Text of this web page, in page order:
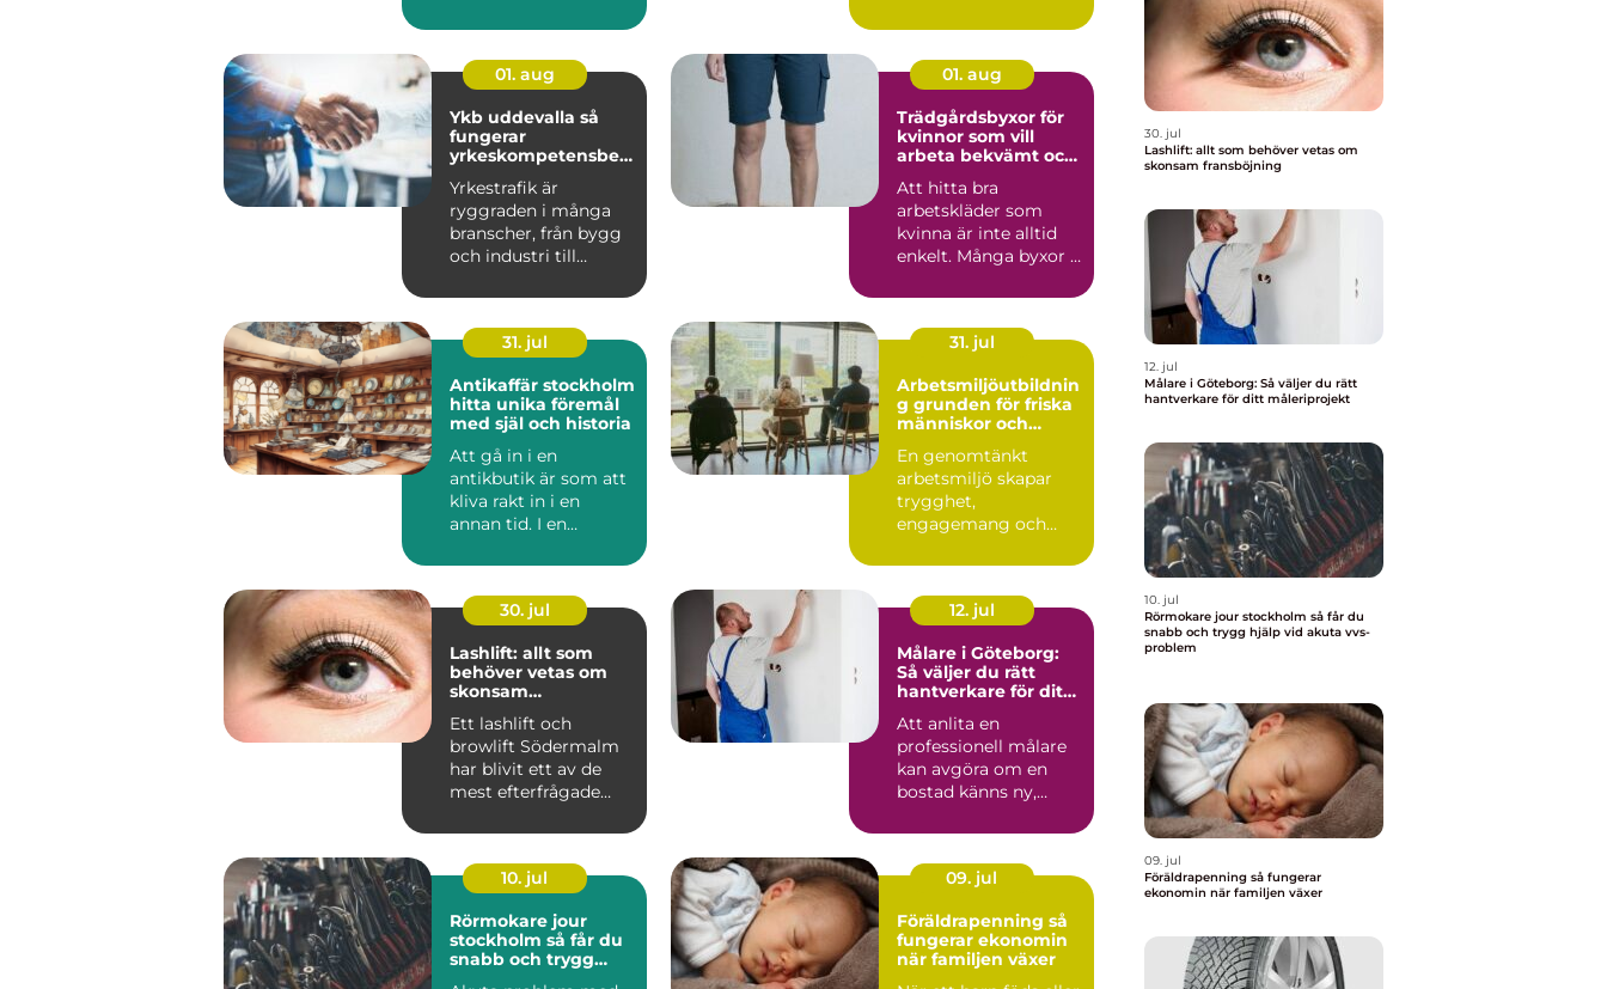
modern ta...
01. aug
Ykb uddevalla så
fungerar
yrkeskompetensbevi
Yrkestrafik är
ryggraden i många
branscher, från bygg
och industri till
sektor....
01. aug
Trädgårdsbyxor för
kvinnor som vill
arbeta bekvämt och
Att hitta bra
arbetskläder som
kvinna är inte alltid
enkelt. Många byxor i
hand ...
31. jul
Antikaffär stockholm
hitta unika föremål
med själ och historia
Att gå in i en
antikbutik är som att
kliva rakt in i en
annan tid. I en
möter b...
31. jul
Arbetsmiljöutbildnin
g grunden för friska
människor och
En genomtänkt
arbetsmiljö skapar
trygghet,
engagemang och
hamnar
arbetsmiljöarb...
30. jul
Lashlift: allt som
behöver vetas om
skonsam
Ett lashlift och
browlift Södermalm
har blivit ett av de
mest efterfrågade
12. jul
Målare i Göteborg:
Så väljer du rätt
hantverkare för ditt
Att anlita en
professionell målare
kan avgöra om en
bostad känns ny,
10. jul
Rörmokare jour
stockholm så får du
snabb och trygg
09. jul
Föräldrapenning så
fungerar ekonomin
när familjen växer
30. jul
Lashlift: allt som behöver vetas om
skonsam fransböjning
12. jul
Målare i Göteborg: Så väljer du rätt
hantverkare för ditt måleriprojekt
10. jul
Rörmokare jour stockholm så får du
snabb och trygg hjälp vid akuta vvs-
problem
09. jul
Föräldrapenning så fungerar
ekonomin när familjen växer